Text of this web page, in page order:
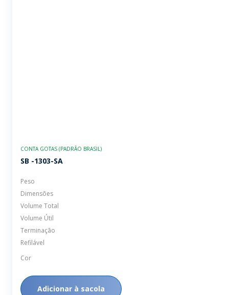
SB -1303-SA
Dimensões
Volume Total
Volume Útil
Terminação
Refilável
Cor
Adicionar à sacola